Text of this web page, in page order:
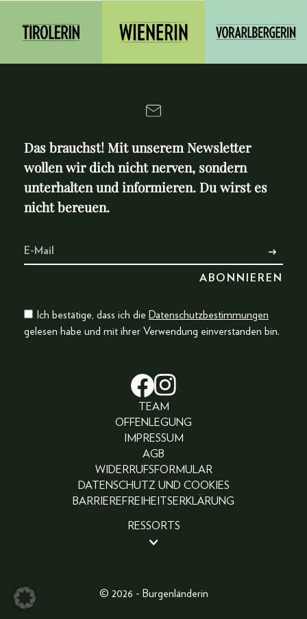
Das brauchst! Mit unserem Newsletter
wollen wir dich nicht nerven, sondern
unterhalten und informieren. Du wirst es
nicht bereuen.
Ich bestätige, dass ich die Datenschutzbestimmungen
gelesen habe und mit ihrer Verwendung einverstanden bin.
TEAM
OFFENLEGUNG
IMPRESSUM
AGB
WIDERRUFSFORMULAR
DATENSCHUTZ UND COOKIES
BARRIEREFREIHEITSERKLÄRUNG
RESSORTS
FASHION
© 2026 - Burgenländerin